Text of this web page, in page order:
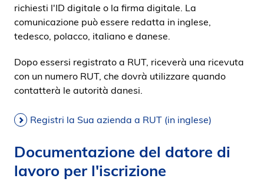
richiesti l'ID digitale o la firma digitale. La
comunicazione può essere redatta in inglese,
tedesco, polacco, italiano e danese.
Dopo essersi registrato a RUT, riceverà una ricevuta
con un numero RUT, che dovrà utilizzare quando
contatterà le autorità danesi.
Registri la Sua azienda a RUT (in inglese)
Documentazione del datore di
lavoro per l'iscrizione